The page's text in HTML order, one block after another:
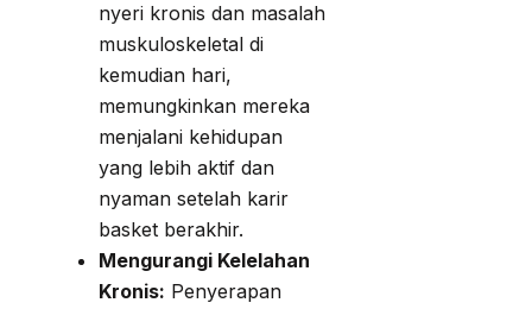
nyeri kronis dan masalah
muskuloskeletal di
kemudian hari,
memungkinkan mereka
menjalani kehidupan
yang lebih aktif dan
nyaman setelah karir
basket berakhir.
Mengurangi Kelelahan
Kronis: Penyerapan